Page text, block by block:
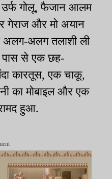
गोलू,फैजान आलम
गेराज और मो अयान
अलग-अलग तलाशी ली
पास से एक छह-
कारतूस,एक चाकू,
का मोबाइल और एक
हुआ.